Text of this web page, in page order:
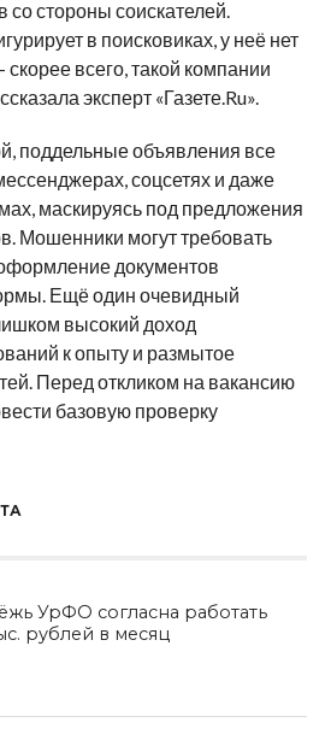
стороны соискателей.
в поисковиках, у неё нет
всего, такой компании
эксперт «Газете.Ru».
поддельные объявления все
соцсетях и даже
маскируясь под предложения
Мошенники могут требовать
документов
Ещё один очевидный
высокий доход
к опыту и размытое
Перед откликом на вакансию
базовую проверку
УрФО согласна работать
рублей в месяц